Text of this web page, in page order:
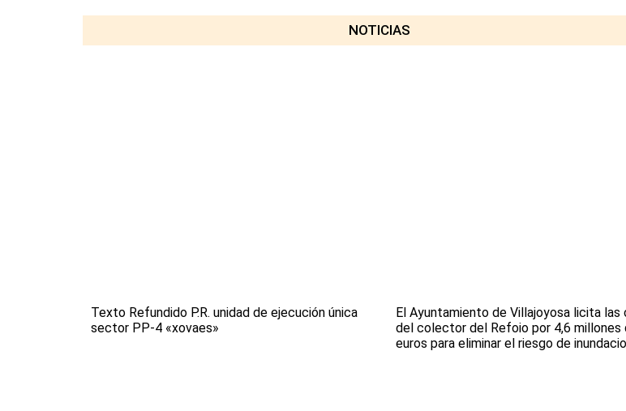
NOTICIAS
Texto Refundido P.R. unidad de ejecución única
sector PP-4 «xovaes»
El Ayuntamiento de Villajoyosa licita las
del colector del Refoio por 4,6 millones
euros para eliminar el riesgo de